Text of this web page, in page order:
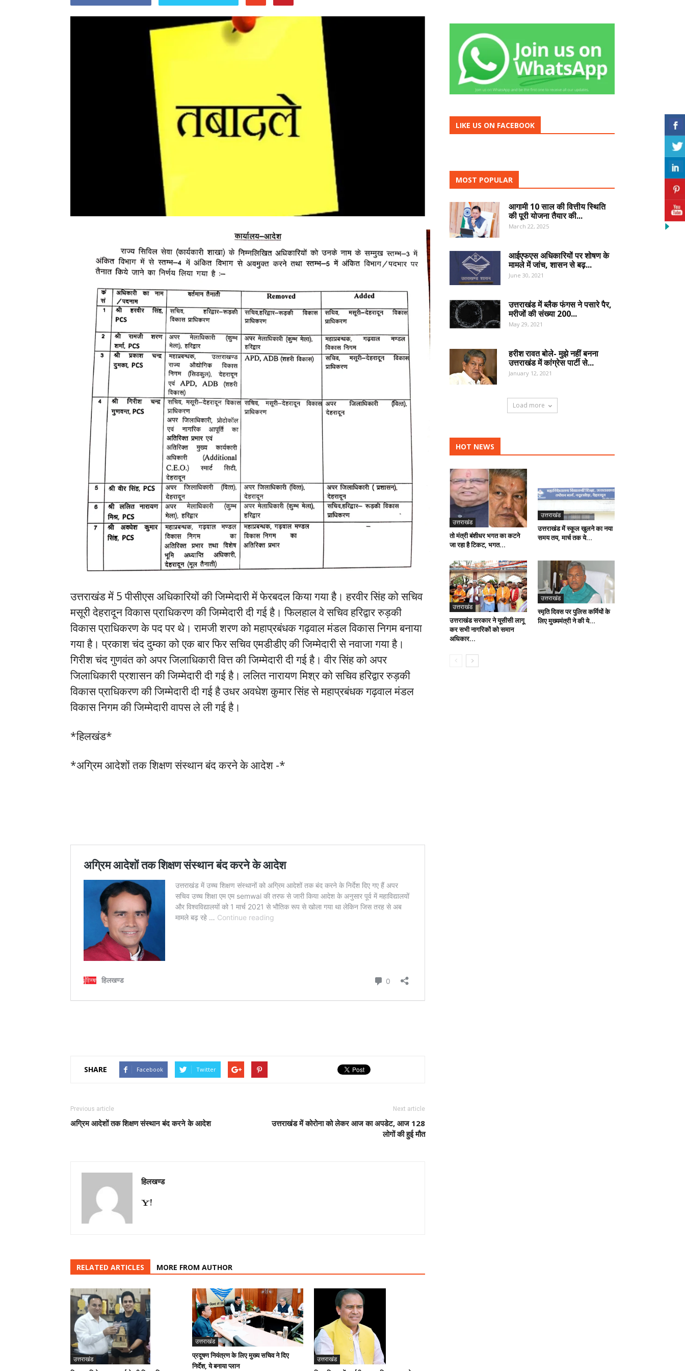
उत्तराखंड में 5 पीसीएस अधिकारियों की जिम्मेदारी में फेरबदल किया गया है। हरवीर सिंह को सचिव
मसूरी देहरादून विकास प्राधिकरण की जिम्मेदारी दी गई है। फिलहाल वे सचिव हरिद्वार रुड़की
विकास प्राधिकरण के पद पर थे। रामजी शरण को महाप्रबंधक गढ़वाल मंडल विकास निगम बनाया
गया है। प्रकाश चंद दुम्का को एक बार फिर सचिव एमडीडीए की जिम्मेदारी से नवाजा गया है।
गिरीश चंद गुणवंत को अपर जिलाधिकारी वित्त की जिम्मेदारी दी गई है। वीर सिंह को अपर
जिलाधिकारी प्रशासन की जिम्मेदारी दी गई है। ललित नारायण मिश्र को सचिव हरिद्वार रुड़की
विकास प्राधिकरण की जिम्मेदारी दी गई है उधर अवधेश कुमार सिंह से महाप्रबंधक गढ़वाल मंडल
विकास निगम की जिम्मेदारी वापस ले ली गई है।
*हिलखंड*
*अग्रिम आदेशों तक शिक्षण संस्थान बंद करने के आदेश -*
SHARE Facebook Twitter
Previous article
अग्रिम आदेशों तक शिक्षण संस्थान बंद करने के आदेश
Next article
उत्तराखंड में कोरोना को लेकर आज का अपडेट, आज 128
लोगों की हुई मौत
हिलखण्ड
RELATED ARTICLES MORE FROM AUTHOR
उत्तराखंड
उत्तराखंड
प्रदूषण नियंत्रण के लिए मुख्य सचिव ने दिए
निर्देश, ये बनाया प्लान
उत्तराखंड
LIKE US ON FACEBOOK
MOST POPULAR
आगामी 10 साल की वित्तीय स्थिति
की पूरी योजना तैयार की...
March 22, 2025
आईएफएस अधिकारियों पर शोषण के
मामले में जांच, शासन से बढ़...
June 30, 2021
उत्तराखंड में ब्लैक फंगस ने पसारे पैर,
मरीजों की संख्या 200...
May 29, 2021
हरीश रावत बोले- मुझे नहीं बनना
उत्तराखंड में कांग्रेस पार्टी से...
January 12, 2021
Load more
HOT NEWS
उत्तराखंड
तो मंत्री बंशीधर भगत का कटने
जा रहा है टिकट, भगत...
उत्तराखंड
उत्तराखंड में स्कूल खुलने का नया
समय तय, मार्च तक ये...
उत्तराखंड
उत्तराखंड सरकार ने यूसीसी लागू
कर सभी नागरिकों को समान
अधिकार...
उत्तराखंड
स्मृति दिवस पर पुलिस कर्मियों के
लिए मुख्यमंत्री ने की ये...